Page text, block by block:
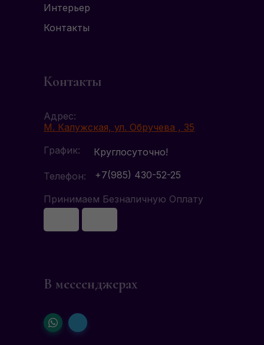
Интерьер
Контакты
Контакты
Адрес:
М. Калужская, ул. Обручева , 35
График:
Круглосуточно!
Телефон: +7(985) 430-52-25
Принимаем Безналичную Оплату
В мессенджерах